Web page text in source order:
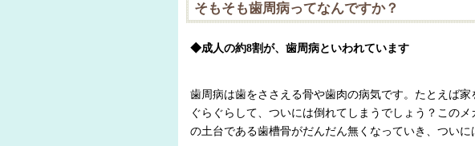
そもそも歯周病ってなんですか？
◆成人の約8割が、歯周病といわれています
歯周病は歯をささえる骨や歯肉の病気です。たとえば
ぐらぐらして、ついには倒れてしまうでしょう？この
の土台である歯槽骨がだんだん無くなっていき、ついに